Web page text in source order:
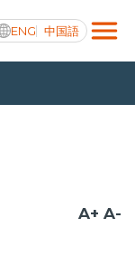
ENG 中国語
A+ A-